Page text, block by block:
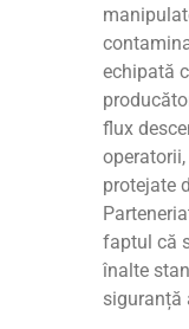
echipată
flux
protejate
faptul că
înalte
siguranță